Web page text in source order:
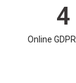
Online
4